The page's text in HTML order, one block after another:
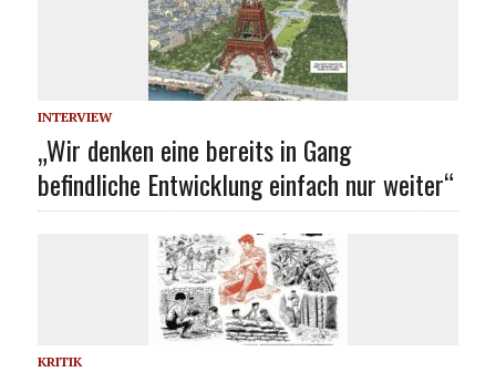
INTERVIEW
„Wir denken eine bereits in Gang
befindliche Entwicklung einfach nur weiter“
KRITIK